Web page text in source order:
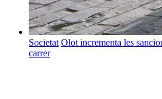
Societat Olot incrementa les
carrer